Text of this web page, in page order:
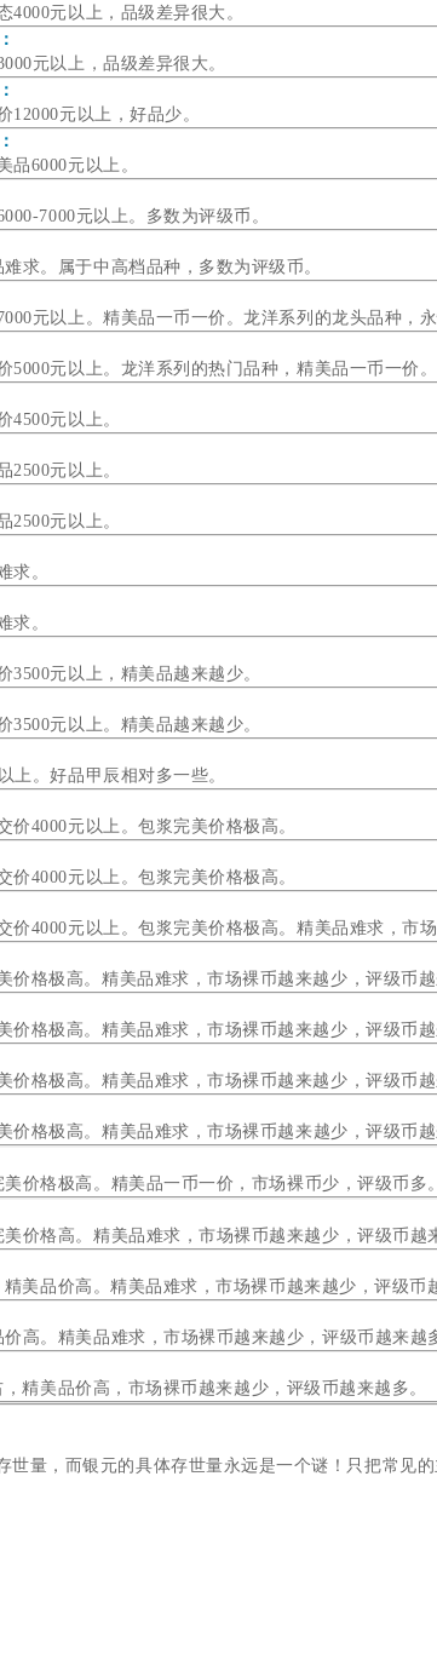
4000元以上，品级差异很大。
元以上，品级差异很大。
12000元以上，好品少。
品6000元以上。
7000元以上。多数为评级币。
求。属于中高档品种，多数为评级币。
元以上。精美品一币一价。龙洋系列的龙头品种，
5000元以上。龙洋系列的热门品种，精美品一币一价。
4500元以上。
2500元以上。
2500元以上。
求。
求。
3500元以上，精美品越来越少。
3500元以上。精美品越来越少。
上。好品甲辰相对多一些。
价4000元以上。包浆完美价格极高。
价4000元以上。包浆完美价格极高。
价4000元以上。包浆完美价格极高。精美品难求，市
价格极高。精美品难求，市场裸币越来越少，评级币越
价格极高。精美品难求，市场裸币越来越少，评级币越
价格极高。精美品难求，市场裸币越来越少，评级币越
价格极高。精美品难求，市场裸币越来越少，评级币越
价格极高。 精美品一币一价，市场裸币少，评级币多。
价格高。精美品难求，市场裸币越来越少，评级币越
美品价高。精美品难求，市场裸币越来越少，评级币
高。精美品难求，市场裸币越来越少，评级币越来越
精美品价高，市场裸币越来越少，评级币越来越多。
世量，而银元的具体存世量永远是一个谜！只把常见